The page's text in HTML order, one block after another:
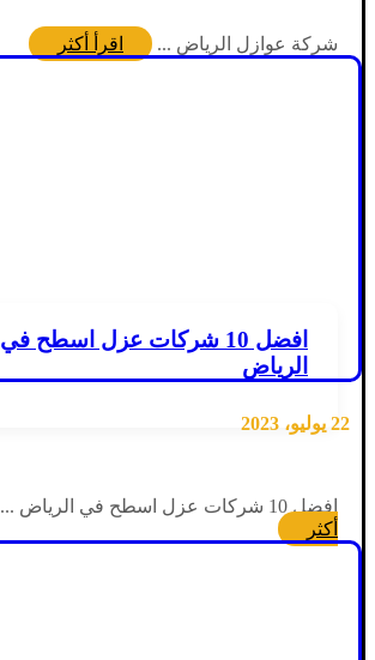
شركة عوازل الرياض ... اقرأ أكثر
افضل 10 شركات عزل اسطح في
الرياض
22 يوليو، 2023
افضل 10 شركات عزل اسطح في الرياض ...
أكثر